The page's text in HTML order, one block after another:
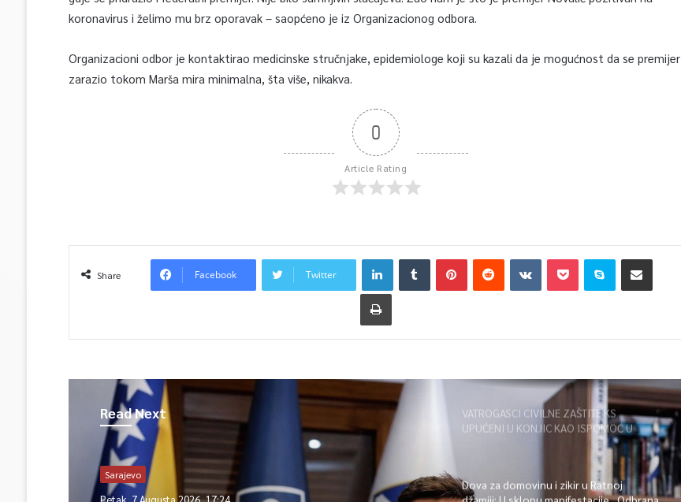
koronavirus i želimo mu brz oporavak – saopćeno je iz Organizacionog odbora.
Organizacioni odbor je kontaktirao medicinske stručnjake, epidemiologe koji su kazali da je mogućnost da se premijer
zarazio tokom Marša mira minimalna, šta više, nikakva.
0
Article Rating
Share Facebook Twitter
Read Next
Sarajevo
Petak, 7 Augusta 2026, 17:24
VATROGASCI CIVILNE ZAŠTITE KS
UPUĆENI U KONJIC KAO ISPOMOĆ U
Dova za domovinu i zikir u Ratnoj